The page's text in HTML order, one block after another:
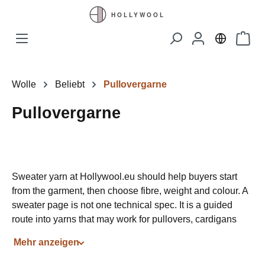
Zum Hauptinhalt springen
Wolle Beliebt Pullovergarne
Pullovergarne
Sweater yarn at Hollywool.eu should help buyers start
from the garment, then choose fibre, weight and colour. A
sweater page is not one technical spec. It is a guided
route into yarns that may work for pullovers, cardigans
Mehr anzeigen